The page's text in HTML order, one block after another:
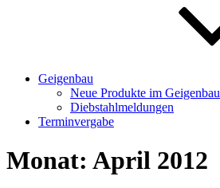
Geigenbau
Neue Produkte im Geigenbau
Diebstahlmeldungen
Terminvergabe
Monat: April 2012